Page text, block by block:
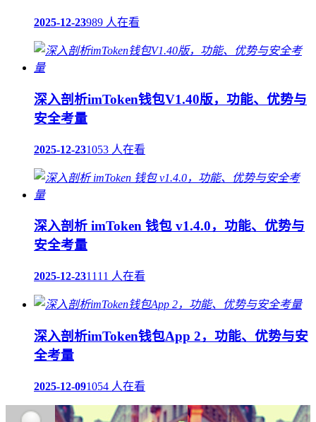
2025-12-23989 人在看
深入剖析imToken钱包V1.40版，功能、优势与
安全考量
2025-12-231053 人在看
深入剖析 imToken 钱包 v1.4.0，功能、优势与
安全考量
2025-12-231111 人在看
深入剖析imToken钱包App 2，功能、优势与安
全考量
2025-12-091054 人在看